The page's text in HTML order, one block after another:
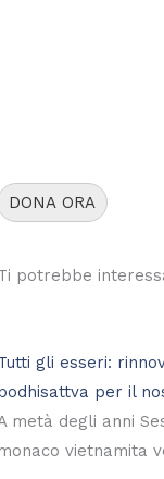
DONA ORA
potrebbe
gli esseri:
per il
metà degli anni
vietnamita